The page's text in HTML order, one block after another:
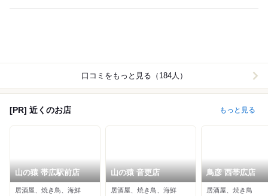
口コミをもっと見る（184人）
[PR] 近くのお店 もっと見る
山の猿 帯広駅前店
居酒屋、焼き鳥、海鮮
山の猿 音更店
居酒屋、焼き鳥、海鮮
鳥彦 西帯広店
居酒屋、焼き鳥